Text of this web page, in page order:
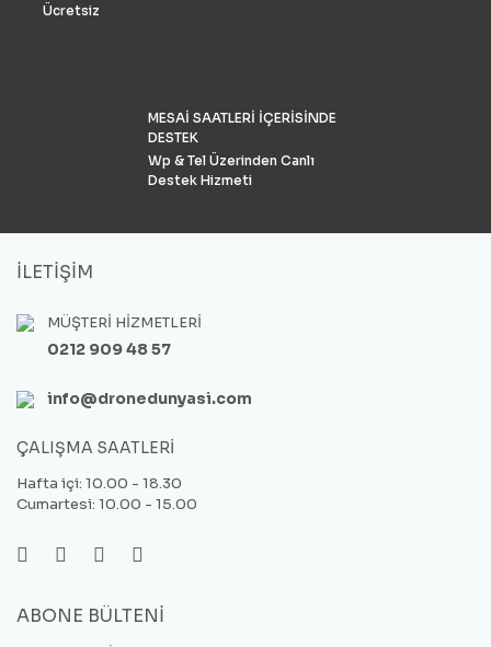
Ücretsiz
MESAİ SAATLERİ İÇERİSİNDE
DESTEK
Wp & Tel Üzerinden Canlı
Destek Hizmeti
İLETİŞİM
MÜŞTERİ HİZMETLERİ
0212 909 48 57
info@dronedunyasi.com
ÇALIŞMA SAATLERİ
Hafta içi: 10.00 - 18.30
Cumartesi: 10.00 - 15.00
ABONE BÜLTENİ